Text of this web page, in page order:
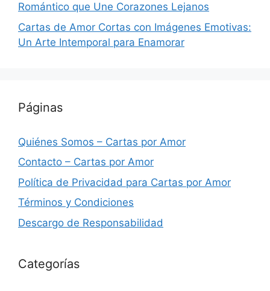
Romántico que Une Corazones Lejanos
Cartas de Amor Cortas con Imágenes Emotivas:
Un Arte Intemporal para Enamorar
Páginas
Quiénes Somos – Cartas por Amor
Contacto – Cartas por Amor
Política de Privacidad para Cartas por Amor
Términos y Condiciones
Descargo de Responsabilidad
Categorías